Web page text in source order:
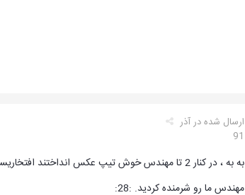
ارسال شده درآذر
91
به به ، در کنار 2 تا مهندس خوش تیپ عکس انداختند افتخاریست برای ما :thanks::thanks:
مهندس ما رو شرمنده کردید. :28: